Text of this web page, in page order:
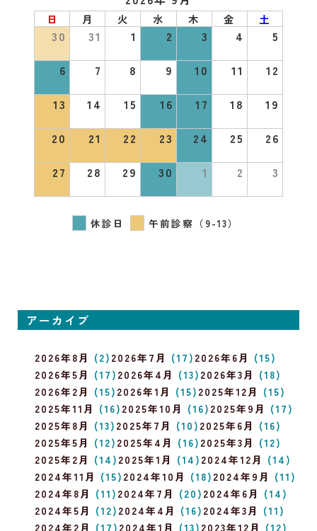
日 月 火 水 木 金 土
30 31 1 2 3 4
5
6
7 8 9 10 11
12
13
14 15 16 17 18
19
20
21 22 23 24 25
26
27
28 29 30 1 2 3
休診日 午前診察（9-13）
アーカイブ
2026年8月 (2) 2026年7月 (17) 2026年6月 (15)
2026年5月 (17) 2026年4月 (13) 2026年3月 (18)
2026年2月 (15) 2026年1月 (15) 2025年12月 (15)
2025年11月 (16) 2025年10月 (16) 2025年9月 (17)
2025年8月 (13) 2025年7月 (10) 2025年6月 (16)
2025年5月 (12) 2025年4月 (16) 2025年3月 (12)
2025年2月 (14) 2025年1月 (14) 2024年12月 (14)
2024年11月 (15) 2024年10月 (18) 2024年9月 (11)
2024年8月 (11) 2024年7月 (20) 2024年6月 (14)
2024年5月 (12) 2024年4月 (16) 2024年3月 (11)
2024年2月 (17) 2024年1月 (13) 2023年12月 (12)